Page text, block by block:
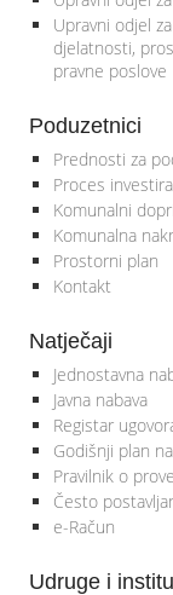
Upravni odjel
djelatnosti,
pravne poslove
Poduzetnici
Prednosti za
Proces
Komunalni
Komunalna
Prostorni plan
Kontakt
Natječaji
Jednostavna
Javna nabava
Registar
Godišnji plan
Pravilnik o
Često
e-Račun
Udruge i